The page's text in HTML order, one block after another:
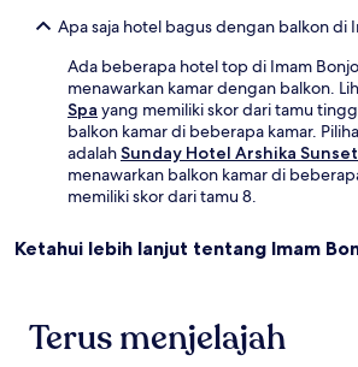
Apa saja hotel bagus dengan balkon di
Ada beberapa hotel top di Imam
menawarkan kamar dengan balkon.
Spa yang memiliki skor dari tamu
balkon kamar di beberapa kamar.
adalahSunday Hotel Arshika
menawarkan balkon kamar di
memiliki skor dari tamu 8.
Ketahui lebih lanjut tentang Imam
Terus menjelajah